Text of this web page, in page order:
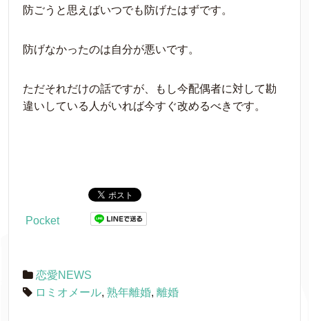
防ごうと思えばいつでも防げたはずです。
防げなかったのは自分が悪いです。
ただそれだけの話ですが、もし今配偶者に対して勘
違いしている人がいれば今すぐ改めるべきです。
Pocket
恋愛NEWS
ロミオメール, 熟年離婚, 離婚